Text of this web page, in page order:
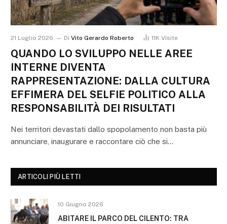
21 Luglio 2026 Di Vito Gerardo Roberto 11K Visite
QUANDO LO SVILUPPO NELLE AREE
INTERNE DIVENTA
RAPPRESENTAZIONE: DALLA CULTURA
EFFIMERA DEL SELFIE POLITICO ALLA
RESPONSABILITÀ DEI RISULTATI
Nei territori devastati dallo spopolamento non basta più
annunciare, inaugurare e raccontare ciò che si…
ARTICOLI PIÙ LETTI
10 Giugno 2026
ABITARE IL PARCO DEL CILENTO: TRA